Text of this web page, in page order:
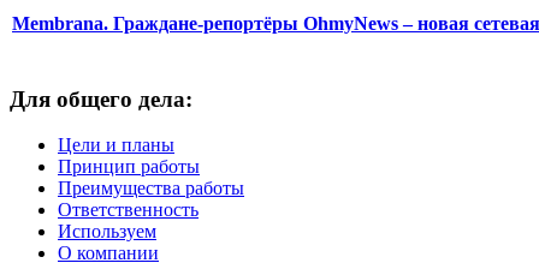
Membrana. Граждане-репортёры OhmyNews – новая
Для общего дела:
Цели и планы
Принцип работы
Преимущества работы
Ответственность
Используем
О компании